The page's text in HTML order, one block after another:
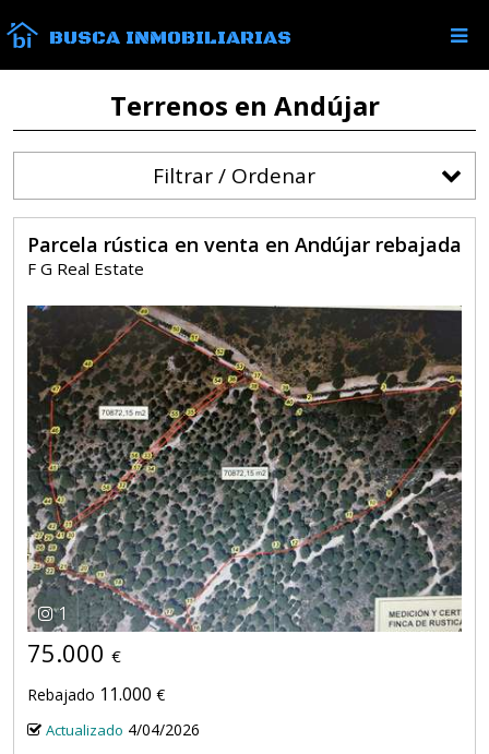
BUSCA INMOBILIARIAS
Terrenos en Andújar
Filtrar / Ordenar
Parcela rústica en venta en Andújar rebajada
F G Real Estate
1
75.000 €
Rebajado 11.000 €
Actualizado 4/04/2026